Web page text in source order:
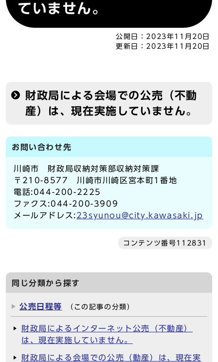
ていません。
公開日： 2023年11月20日
更新日： 2023年11月20日
財政局による会場での公売（不動
産）は、現在実施していません。
お問い合わせ先
川崎市 財政局収納対策部収納対策課
〒210-8577 川崎市川崎区宮本町1番地
電話:044-200-2225
ファクス:044-200-3909
メールアドレス:23syunou@city.kawasaki.jp
コンテンツ番号112831
同じ分類から探す
公売日程等 （この記事の分類）
財政局によるインターネット公売（不動産）
は、現在実施していません。
財政局による会場での公売（動産）は、現在実